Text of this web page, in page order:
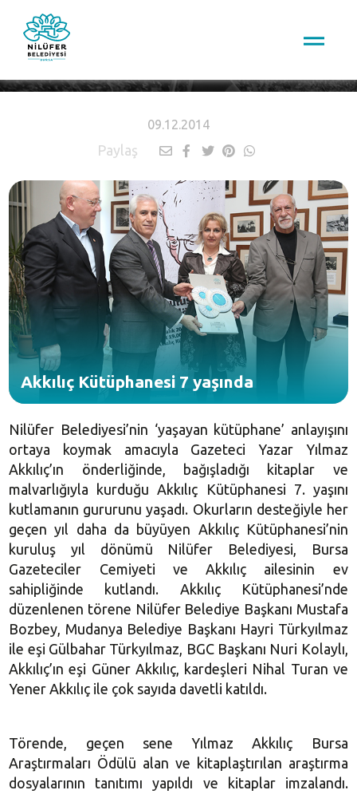
09.12.2014
Paylaş
Akkılıç Kütüphanesi 7 yaşında
Nilüfer Belediyesi’nin ‘yaşayan kütüphane’ anlayışını
ortaya koymak amacıyla Gazeteci Yazar Yılmaz
Akkılıç’ın önderliğinde, bağışladığı kitaplar ve
malvarlığıyla kurduğu Akkılıç Kütüphanesi 7. yaşını
kutlamanın gururunu yaşadı. Okurların desteğiyle her
geçen yıl daha da büyüyen Akkılıç Kütüphanesi’nin
kuruluş yıl dönümü Nilüfer Belediyesi, Bursa
Gazeteciler Cemiyeti ve Akkılıç ailesinin ev
sahipliğinde kutlandı. Akkılıç Kütüphanesi’nde
düzenlenen törene Nilüfer Belediye Başkanı Mustafa
Bozbey, Mudanya Belediye Başkanı Hayri Türkyılmaz
ile eşi Gülbahar Türkyılmaz, BGC Başkanı Nuri Kolaylı,
Akkılıç’ın eşi Güner Akkılıç, kardeşleri Nihal Turan ve
Yener Akkılıç ile çok sayıda davetli katıldı.
Törende, geçen sene Yılmaz Akkılıç Bursa
Araştırmaları Ödülü alan ve kitaplaştırılan araştırma
dosyalarının tanıtımı yapıldı ve kitaplar imzalandı.